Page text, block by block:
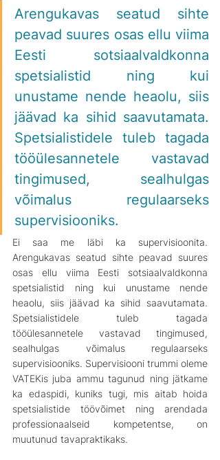
Arengukavas seatud sihte
peavad suures osas ellu viima
Eesti sotsiaalvaldkonna
spetsialistid ning kui
unustame nende heaolu, siis
jäävad ka sihid saavutamata.
Spetsialistidele tuleb tagada
tööülesannetele vastavad
tingimused, sealhulgas
võimalus regulaarseks
supervisiooniks.
Ei saa me läbi ka supervisioonita.
Arengukavas seatud sihte peavad suures
osas ellu viima Eesti sotsiaalvaldkonna
spetsialistid ning kui unustame nende
heaolu, siis jäävad ka sihid saavutamata.
Spetsialistidele tuleb tagada
tööülesannetele vastavad tingimused,
sealhulgas võimalus regulaarseks
supervisiooniks. Supervisiooni trummi oleme
VATEKis juba ammu tagunud ning jätkame
ka edaspidi, kuniks tugi, mis aitab hoida
spetsialistide töövõimet ning arendada
professionaalseid kompetentse, on
muutunud tavapraktikaks.